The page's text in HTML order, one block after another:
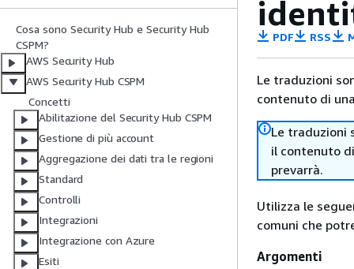
Cosa sono Security Hub e Security Hub
CSPM?
AWS Security Hub
AWS Security Hub CSPM
Concetti
Abilitazione del Security Hub CSPM
Gestione di più account
Aggregazione dei dati tra le regioni
Standard
Controlli
Integrazioni
Integrazione con Azure
Esiti
PDF RSS
Le traduzioni
contenuto di
Le traduzioni
il contenuto
prevarrà.
Utilizza le
comuni che
Argomenti